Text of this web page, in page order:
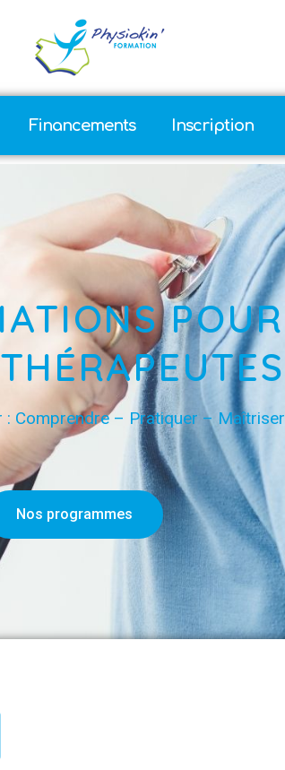
Financements Inscription
POUR
Comprendre – Pratiquer – Maîtriser
Nos programmes